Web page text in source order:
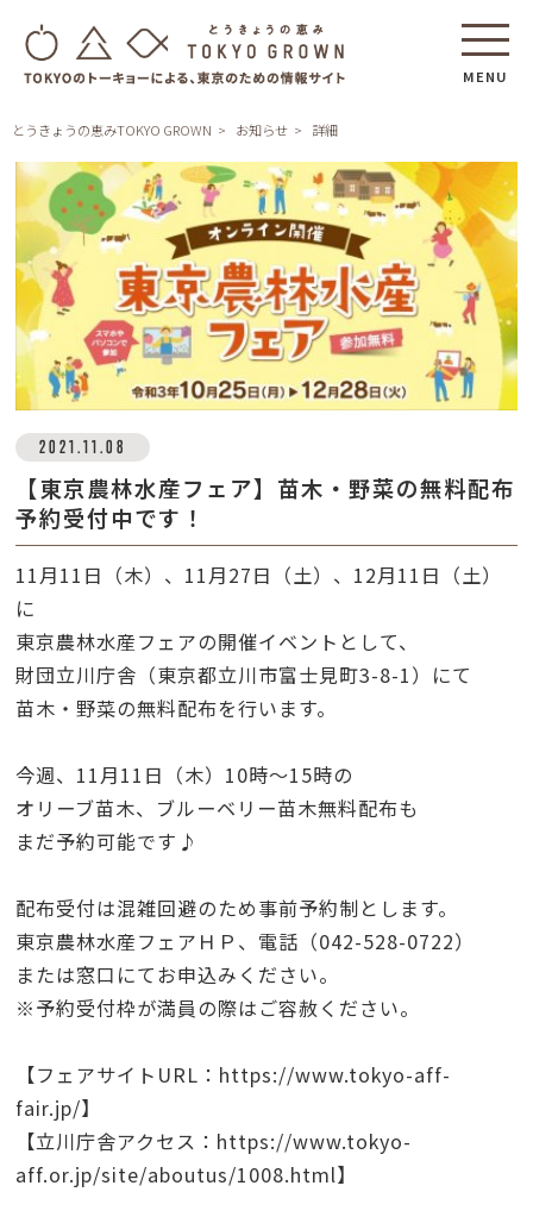
MENU
とうきょうの恵みTOKYO GROWN お知らせ 詳細
2021.11.08
【東京農林水産フェア】苗木・野菜の無料配布
予約受付中です！
11月11日（木）、11月27日（土）、12月11日（土）
に
東京農林水産フェアの開催イベントとして、
財団立川庁舎（東京都立川市富士見町3-8-1）にて
苗木・野菜の無料配布を行います。
今週、11月11日（木）10時～15時の
オリーブ苗木、ブルーベリー苗木無料配布も
まだ予約可能です♪
配布受付は混雑回避のため事前予約制とします。
東京農林水産フェアＨＰ、電話（042-528-0722）
または窓口にてお申込みください。
※予約受付枠が満員の際はご容赦ください。
【フェアサイトURL： https://www.tokyo-aff-
fair.jp/】
【立川庁舎アクセス： https://www.tokyo-
aff.or.jp/site/aboutus/1008.html】